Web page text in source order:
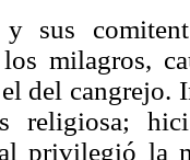
sus
milagros,
del cangrejo.
religiosa;
privilegió la